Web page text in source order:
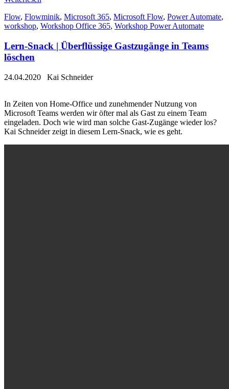
Flow, Flowminik, Microsoft 365, Microsoft Flow, Power Automate,
workshop, Workshop Office 365, Workshop Power Automate
Lern-Snack | Überflüssige Gastzugänge in Teams
löschen
24.04.2020 Kai Schneider
In Zeiten von Home-Office und zunehmender Nutzung von
Microsoft Teams werden wir öfter mal als Gast zu einem Team
eingeladen. Doch wie wird man solche Gast-Zugänge wieder los?
Kai Schneider zeigt in diesem Lern-Snack, wie es geht.